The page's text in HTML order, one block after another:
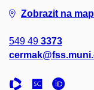
Zobrazit na
549 49 3373